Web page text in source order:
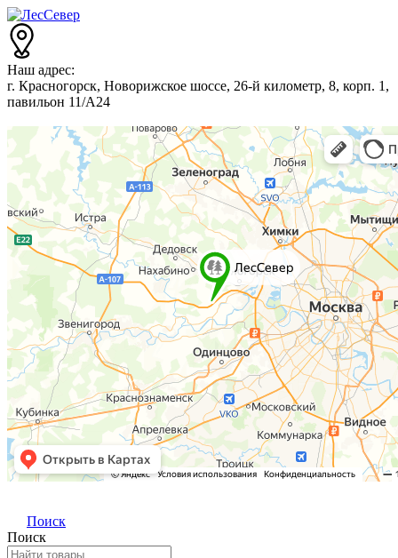
Наш адрес:
г. Красногорск, Новорижское шоссе, 26-й километр, 8, корп. 1,
павильон 11/А24
Поиск
Поиск